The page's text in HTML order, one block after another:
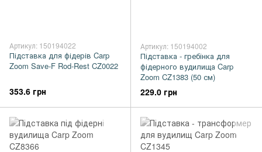
Артикул: 150194022
Підставка для фідерів Carp
Zoom Save-F Rod-Rest CZ0022
353.6 грн
Артикул: 150194002
Підставка - гребінка для
фідерного вудилища Carp
Zoom CZ1383 (50 см)
229.0 грн